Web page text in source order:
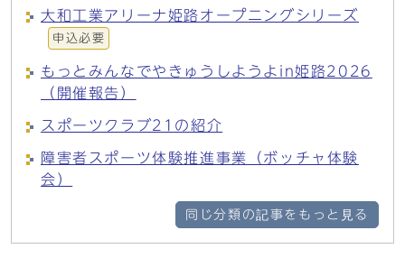
大和工業アリーナ姫路オープニングシリーズ
申込必要
もっとみんなでやきゅうしようよin姫路2026​
（開催報告）
スポーツクラブ21の紹介
障害者スポーツ体験推進事業（ボッチャ体験
会）
同じ分類の記事をもっと見る